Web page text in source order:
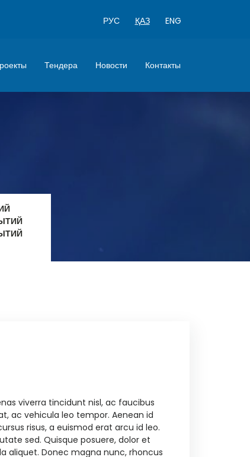
РУС ҚАЗ ENG
Тендера Новости Контакты
viverra tincidunt nisl, ac faucibus
ac vehicula leo tempor. Aenean id
risus, a euismod erat arcu id leo.
sed. Quisque posuere, dolor et
aliquet. Donec magna nunc, rhoncus